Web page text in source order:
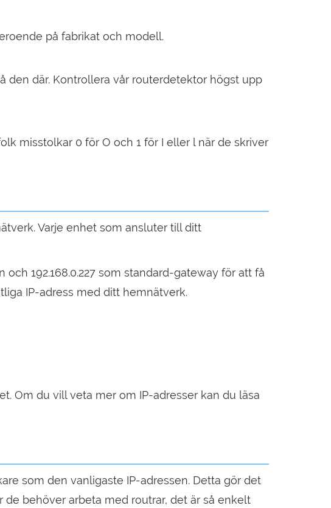
på fabrikat och modell.
den där. Kontrollera vår routerdetektor högst upp
misstolkar 0 för O och 1 för I eller l när de skriver
Varje enhet som ansluter till ditt
192.168.0.227 som standard-gateway för att få
IP-adress med ditt hemnätverk.
Om du vill veta mer om IP-adresser kan du läsa
som den vanligaste IP-adressen. Detta gör det
behöver arbeta med routrar, det är så enkelt